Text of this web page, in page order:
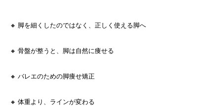
🔸 脚を細くしたのではなく、正しく使える脚へ
🔸 骨盤が整うと、脚は自然に痩せる
🔸 バレエのための脚痩せ矯正
🔸 体重より、ラインが変わる